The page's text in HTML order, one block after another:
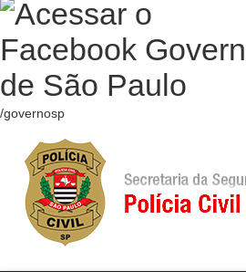
/governosp